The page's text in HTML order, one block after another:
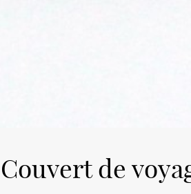
Couvert de